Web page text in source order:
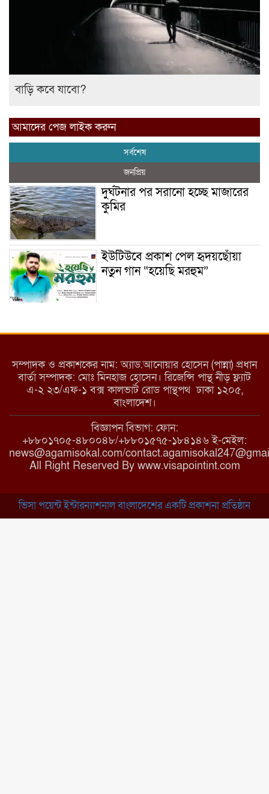
বাড়ি কবে যাবো?
আমাদের পেজ লাইক করুন
সর্বশেষ
জনপ্রিয়
দুর্ঘটনার পর সরানো হচ্ছে মাজারের
কুমির
ইউটিউবে প্রকাশ পেল হৃদয়ছোঁয়া
নতুন গান “হয়েছি মরহুম”
মরণ নেশা
মাধবপুরে কমিউনিটি ক্লিনিকে
অনিয়মের অভিযোগ
রাজবাড়ী: বালিয়াকান্দিতে কিশোরীর
ঝুলন্ত মরদেহ উদ্ধার
সম্পাদক ও প্রকাশকের নাম: অ্যাড.আনোয়ার হোসেন (পান্না) প্রধান
বার্তা সম্পাদক: মোঃ মিনহাজ হোসেন। রিজেন্সি পান্থ নীড় ফ্ল্যাট
এ-২ ২৩/এফ-১ বক্স কালভার্ট রোড পান্থপথ ঢাকা ১২০৫,
বাংলাদেশ।
বিজ্ঞাপন বিভাগ: ফোন:
+৮৮০১৭০৫-৪৮০০৪৮/+৮৮০১৫৭৫-১৮৪১৪৬ ই-মেইল:
news@agamisokal.com/
All Right Reserved By www.visapointint.com
ভিসা পয়েন্ট ইন্টারন্যাশনাল বাংলাদেশের একটি প্রকাশনা প্রতিষ্ঠান